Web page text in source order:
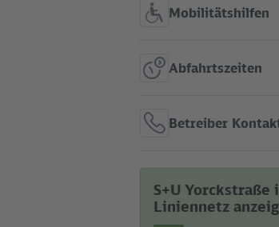
Mobilitätshilfen
Abfahrtszeiten
Betreiber
S+U Yorckstraße
Liniennetz